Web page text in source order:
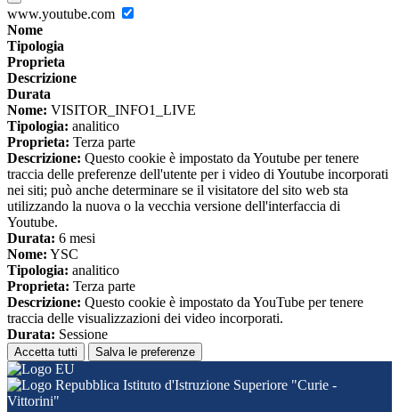
www.youtube.com
Nome
Tipologia
Proprieta
Descrizione
Durata
Nome: VISITOR_INFO1_LIVE
Tipologia: analitico
Proprieta: Terza parte
Descrizione: Questo cookie è impostato da Youtube per tenere
traccia delle preferenze dell'utente per i video di Youtube incorporati
nei siti; può anche determinare se il visitatore del sito web sta
utilizzando la nuova o la vecchia versione dell'interfaccia di
Youtube.
Durata: 6 mesi
Nome: YSC
Tipologia: analitico
Proprieta: Terza parte
Descrizione: Questo cookie è impostato da YouTube per tenere
traccia delle visualizzazioni dei video incorporati.
Durata: Sessione
Accetta tutti Salva le preferenze
Istituto d'Istruzione Superiore "Curie -
Vittorini"